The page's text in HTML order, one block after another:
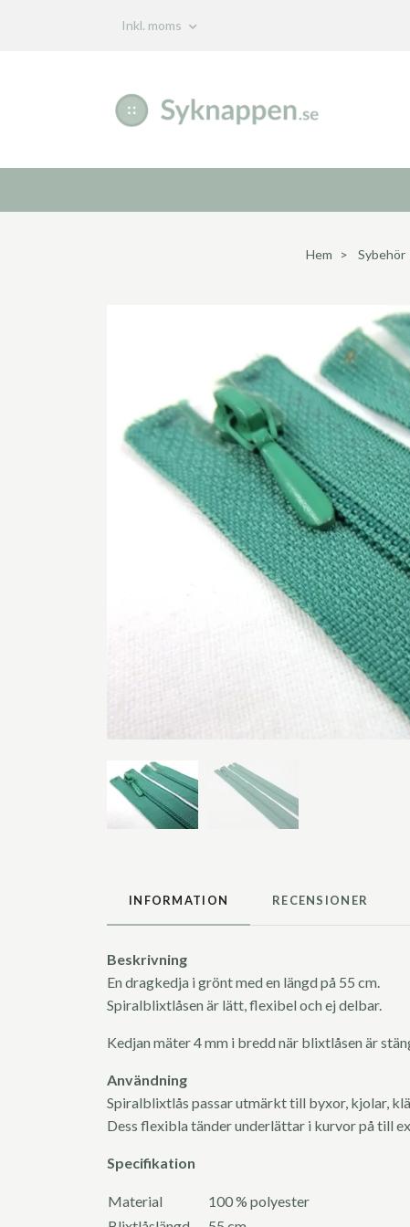
Inkl. moms
Hem Sybehör
INFORMATION RECENSIONER
Beskrivning
En dragkedja i grönt med en längd på 55 cm.
Spiralblixtlåsen är lätt, flexibel och ej delbar.
Kedjan mäter 4 mm i bredd när blixtlåsen är
Användning
Spiralblixtlås passar utmärkt till byxor, kjolar,
Dess flexibla tänder underlättar i kurvor på till
Specifikation
Material
100 % polyester